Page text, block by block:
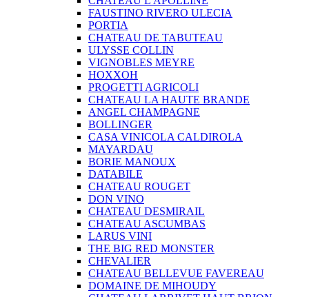
FAUSTINO RIVERO ULECIA
PORTIA
CHATEAU DE TABUTEAU
ULYSSE COLLIN
VIGNOBLES MEYRE
HOXXOH
PROGETTI AGRICOLI
CHATEAU LA HAUTE BRANDE
ANGEL CHAMPAGNE
BOLLINGER
CASA VINICOLA CALDIROLA
MAYARDAU
BORIE MANOUX
DATABILE
CHATEAU ROUGET
DON VINO
CHATEAU DESMIRAIL
CHATEAU ASCUMBAS
LARUS VINI
THE BIG RED MONSTER
CHEVALIER
CHATEAU BELLEVUE FAVEREAU
DOMAINE DE MIHOUDY